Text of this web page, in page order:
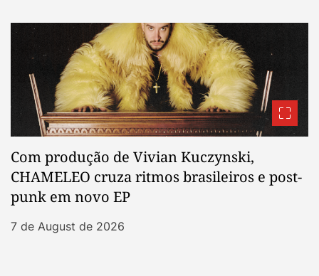
Com produção de Vivian Kuczynski,
CHAMELEO cruza ritmos brasileiros e post-
punk em novo EP
7 de August de 2026